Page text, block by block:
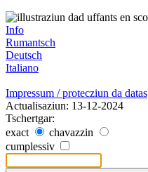
Info
Rumantsch
Deutsch
Italiano
Impressum / protecziun da datas
Actualisaziun: 13-12-2024
Tschertgar:
exact
chavazzin
cumplessiv